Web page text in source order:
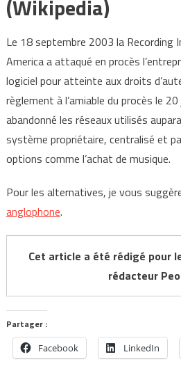
(Wikipedia)
Le 18 septembre 2003 la
America a attaqué en procès
logiciel pour atteinte aux droits
règlement à l’amiable du procès le
abandonné les réseaux utilisés
système propriétaire, centralisé et
options comme l’achat de musique.
Pour les alternatives, je vous
anglophone.
Cet article a été rédigé pour
rédacteur
Partager :
Facebook LinkedIn